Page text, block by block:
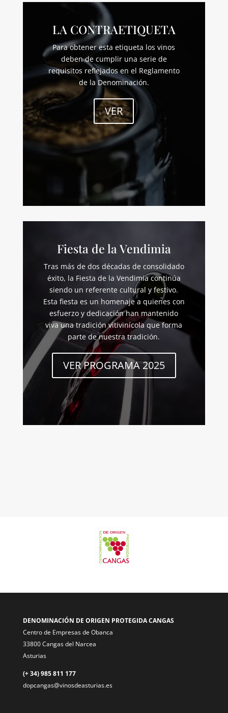
LA CONTRAETIQUETA
Para obtener esta etiqueta los vinos
deben de cumplir una serie de
requisitos reflejados en el Reglamento
de la Denominación.
VER
Fiesta de la Vendimia
Tras más de dos décadas de consolidado
éxito, la Fiesta de la Vendimia continúa
siendo un referente cultural y festivo.
Esta fiesta es un homenaje a quienes con
esfuerzo y dedicación han mantenido
viva una tradición vitivinícola que forma
parte de nuestra tradición.
VER PROGRAMA 2025
DENOMINACIÓN DE ORIGEN PROTEGIDA CANGAS
Centro de Empresas de Obanca
33800 Cangas del Narcea
Asturias
(+ 34) 985 811 177
dopcangas@vinosdeasturias.es